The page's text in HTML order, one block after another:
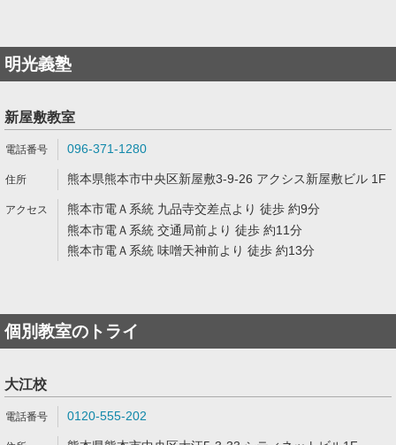
明光義塾
新屋敷教室
096-371-1280
熊本県熊本市中央区新屋敷3-9-26 アクシス新屋敷ビル 1F
熊本市電Ａ系統 九品寺交差点より 徒歩 約9分
熊本市電Ａ系統 交通局前より 徒歩 約11分
熊本市電Ａ系統 味噌天神前より 徒歩 約13分
個別教室のトライ
大江校
0120-555-202